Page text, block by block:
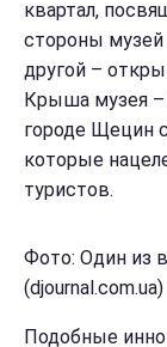
квартал,
стороны
другой –
Крыша музея –
городе Щецин
которые
туристов.
Фото: Один из
(djournal.com.ua)
Подобные